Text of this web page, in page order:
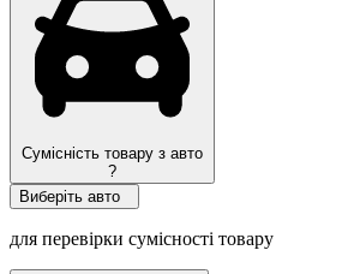
Сумісність товару з авто
?
Виберіть авто
для перевірки сумісності товару